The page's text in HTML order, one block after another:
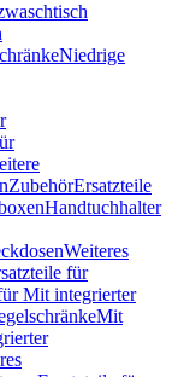
Niedrige
ZubehörErsatzteile
Handtuchhalter
Weiteres
für
Mit integrierter
Mit